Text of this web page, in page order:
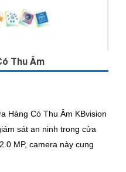
Thu Âm
Hàng Có Thu Âm KBvision
sát an ninh trong cửa